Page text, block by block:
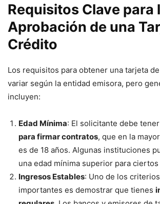
Requisitos Clave para
Aprobación de una
Crédito
Los requisitos para obtener una tarjeta
variar según la entidad emisora, pero
incluyen:
Edad Mínima: El solicitante debe
para firmar contratos, que en la
es de 18 años. Algunas instituciones
una edad mínima superior para
Ingresos Estables: Uno de los
importantes es demostrar que tienes